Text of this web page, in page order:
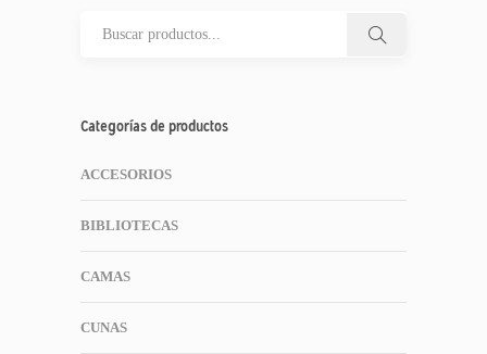
Categorías de productos
ACCESORIOS
BIBLIOTECAS
CAMAS
CUNAS